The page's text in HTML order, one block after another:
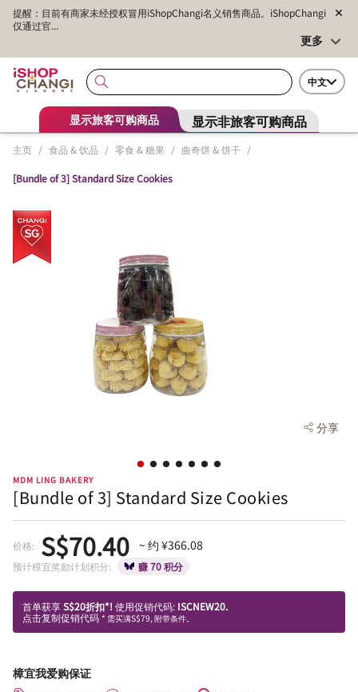
提醒：目前有商家未经授权冒用iShopChangi名义销售商品。iShopChangi
仅通过官...
更多
中文
显示旅客可购商品 显示非旅客可购商品
主页 / 食品 & 饮品 / 零食 & 糖果 / 曲奇饼 & 饼干 /
[Bundle of 3] Standard Size Cookies
分享
MDM LING BAKERY
[Bundle of 3] Standard Size Cookies
价格: S$70.40 ~ 约 ¥366.08
预计樟宜奖励计划积分: 赚 70 积分
首单获享S$20折扣*! 使用促销代码: ISCNEW20.
点击复制促销代码 * 需买满S$79, 附带条件。
樟宜我爱购保证